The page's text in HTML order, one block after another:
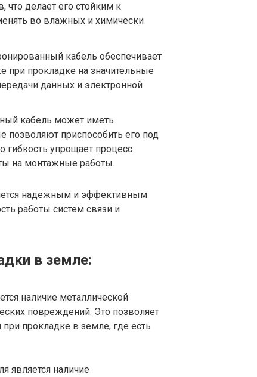
что делает его стойким к
во влажных и химически
кабель обеспечивает
при прокладке на значительные
данных и электронной
кабель может иметь
позволяют приспособить его под
гибкость упрощает процесс
на монтажные работы.
надежным и эффективным
работы систем связи и
в земле:
наличие металлической
повреждений. Это позволяет
прокладке в земле, где есть
является наличие